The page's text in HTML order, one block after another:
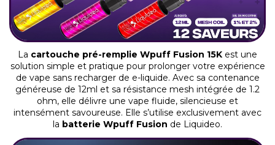
La cartouche pré-remplie Wpuff Fusion 15K est une
solution simple et pratique pour prolonger votre expérience
de vape sans recharger de e-liquide. Avec sa contenance
généreuse de 12ml et sa résistance mesh intégrée de 1.2
ohm, elle délivre une vape fluide, silencieuse et
intensément savoureuse. Elle s’utilise exclusivement avec
la batterie Wpuff Fusion de Liquideo.